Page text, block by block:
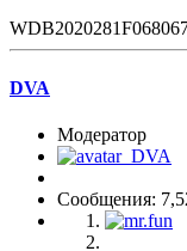
DVA
Модератор
Сообщения: